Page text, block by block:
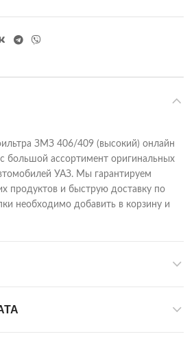
ЗМЗ 406/409 (высокий) онлайн
большой ассортимент оригинальных
УАЗ. Мы гарантируем
продуктов и быструю доставку по
необходимо добавить в корзину и